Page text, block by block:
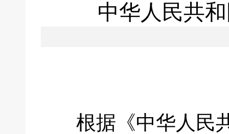
中华人民共
根据《中华人民